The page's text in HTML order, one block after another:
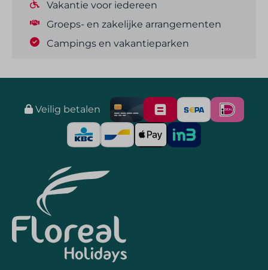
Vakantie voor iedereen
Groeps- en zakelijke arrangementen
Campings en vakantieparken
Veilig betalen